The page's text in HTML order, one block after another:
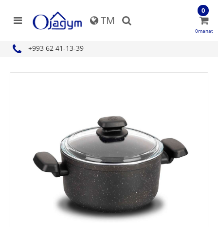
TM
+993 62 41-13-39
0
0manat